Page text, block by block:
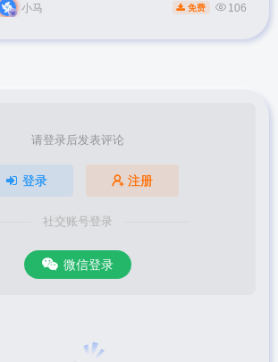
小马 免费 106
请登录后发表评论
登录 注册
社交账号登录
微信登录